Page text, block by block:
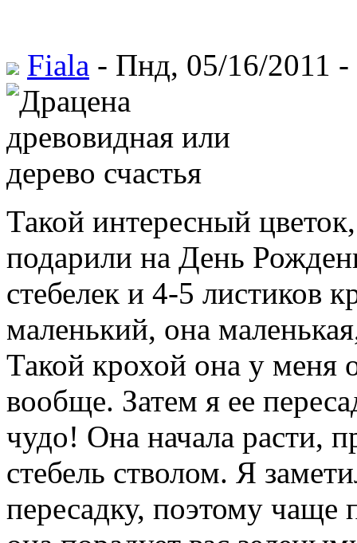
Fiala - Пнд, 05/16/2011 -
Такой интересный
подарили на День
стебелек и 4-5 листиков
маленький, она
Такой крохой она у меня
вообще. Затем я ее
чудо! Она начала расти,
стебель стволом. Я
пересадку, поэтому чаще